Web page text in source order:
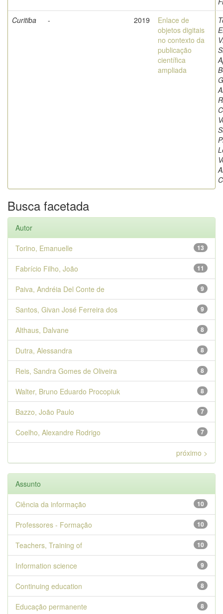
Curitiba
- 2019
Enlace de
objetos digitais
no contexto da
publicação
científica
ampliada
Busca facetada
Autor
13
Torino, Emanuelle
11
Fabrício Filho, João
9
Paiva, Andréia Del Conte de
9
Santos, Givan José Ferreira dos
8
Althaus, Dalvane
8
Dutra, Alessandra
8
Reis, Sandra Gomes de Oliveira
8
Walter, Bruno Eduardo Procopiuk
7
Bazzo, João Paulo
7
Coelho, Alexandre Rodrigo
próximo >
Assunto
10
Ciência da informação
10
Professores - Formação
10
Teachers, Training of
9
Information science
8
Continuing education
8
Educação permanente